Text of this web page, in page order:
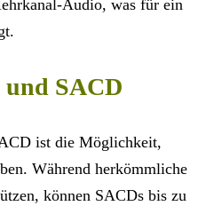
Audio, was für ein
SACD
ist die Möglichkeit,
Während herkömmliche
können SACDs bis zu